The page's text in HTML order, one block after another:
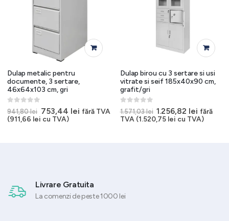
lei.
Dulap metalic pentru
documente, 3 sertare,
46x64x103 cm, gri
0 out of 5
941,80lei Prețul
inițial
753,44 leiPrețul
fără TVA
(911,66 lei cu TVA)
Dulap birou cu 3 sertare si usi
vitrate si seif 185x40x90 cm,
grafit/gri
0 out of 5
1.571,03lei Prețul
inițial
a
1.256,82 lei Prețul
curent
fără
TVA (1.520,75 lei cu TVA)
Livrare Gratuita
La comenzi de peste 1000 lei